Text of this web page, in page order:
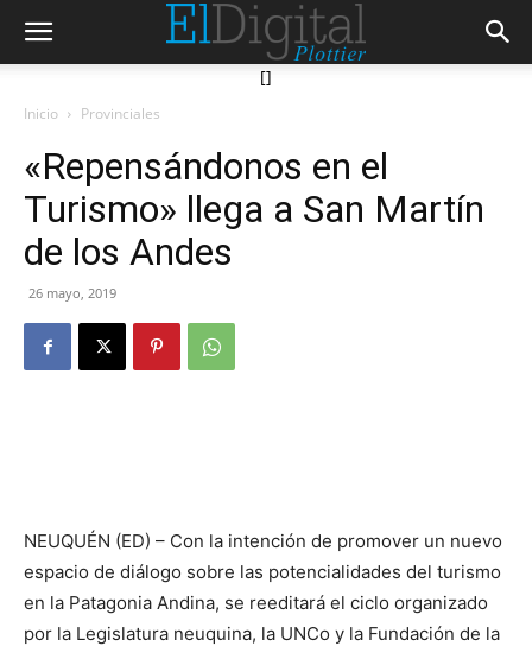
[]
Inicio Provinciales
«Repensándonos en el
Turismo» llega a San Martín
de los Andes
26 mayo, 2019
NEUQUÉN (ED) – Con la intención de promover un nuevo
espacio de diálogo sobre las potencialidades del turismo
en la Patagonia Andina, se reeditará el ciclo organizado
por la Legislatura neuquina, la UNCo y la Fundación de la